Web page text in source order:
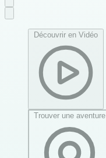
Découvrir en Vidéo
Trouver une aventure